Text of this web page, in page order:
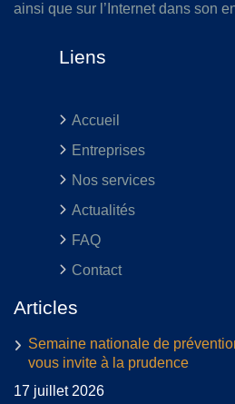
ainsi que sur l’Internet dans son
Liens
Accueil
Entreprises
Nos services
Actualités
FAQ
Contact
Articles
Semaine nationale de
vous invite à la prudence
17 juillet 2026